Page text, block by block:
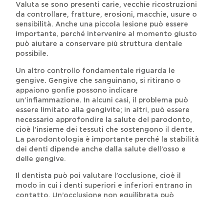
Valuta se sono presenti carie, vecchie ricostruzioni
da controllare, fratture, erosioni, macchie, usure o
sensibilità. Anche una piccola lesione può essere
importante, perché intervenire al momento giusto
può aiutare a conservare più struttura dentale
possibile.
Un altro controllo fondamentale riguarda le
gengive. Gengive che sanguinano, si ritirano o
appaiono gonfie possono indicare
un’infiammazione. In alcuni casi, il problema può
essere limitato alla gengivite; in altri, può essere
necessario approfondire la salute del parodonto,
cioè l’insieme dei tessuti che sostengono il dente.
La parodontologia è importante perché la stabilità
dei denti dipende anche dalla salute dell’osso e
delle gengive.
Il dentista può poi valutare l’occlusione, cioè il
modo in cui i denti superiori e inferiori entrano in
contatto. Un’occlusione non equilibrata può